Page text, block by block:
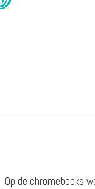
Op de chromebooks